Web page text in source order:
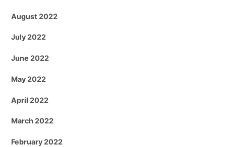
August 2022
July 2022
June 2022
May 2022
April 2022
March 2022
February 2022